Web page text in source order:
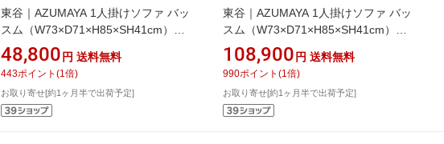
東谷｜AZUMAYA 1人掛けソファ バッ
スム（W73×D71×H85×SH41cm）
RTO-911BR ブラウン
48,800 円 送料無料
443ポイント (1 倍)
お取り寄せ[約1ヶ月半で出荷予定]
東谷｜AZUMAYA 1人掛けソファ バッ
スム（W73×D71×H85×SH41cm）
RTO-911GR グリーン
108,900 円 送料無料
990ポイント (1 倍)
お取り寄せ[約1ヶ月半で出荷予定]